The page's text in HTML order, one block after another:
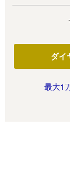
ダイ
最大1